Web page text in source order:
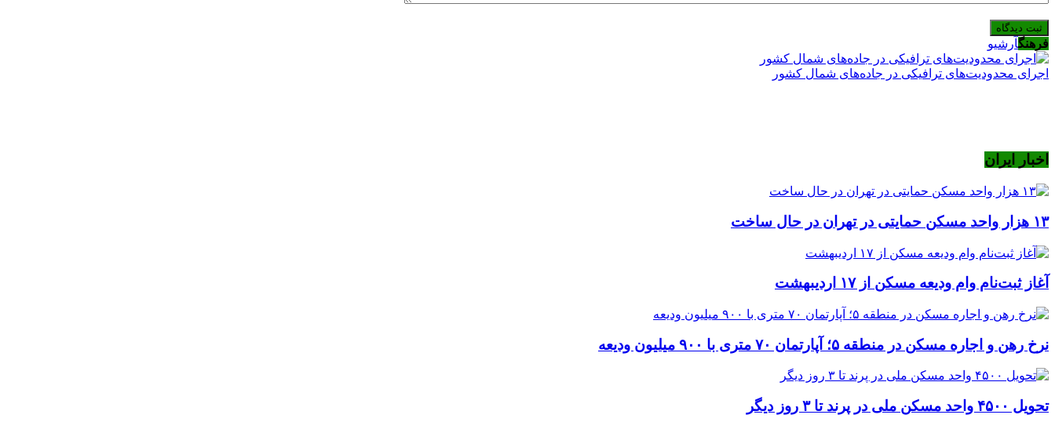
فرهنگآرشیو
اجرای محدودیت‌های ترافیکی در جاده‌های شمال کشور
اخبار ایران
۱۳ هزار واحد مسکن حمایتی در تهران در حال ساخت
آغاز ثبت‌نام وام ودیعه مسکن از ۱۷ اردیبهشت
نرخ‌ رهن و اجاره مسکن در منطقه ۵؛ آپارتمان ۷۰ متری با ۹۰۰ میلیون ودیعه
تحویل ۴۵۰۰ واحد مسکن ملی در پرند تا ۳ روز دیگر